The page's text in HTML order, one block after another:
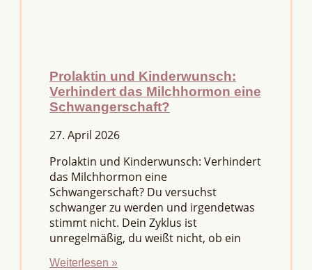
Prolaktin und Kinderwunsch:
Verhindert das Milchhormon eine
Schwangerschaft?
27. April 2026
Prolaktin und Kinderwunsch: Verhindert
das Milchhormon eine
Schwangerschaft? Du versuchst
schwanger zu werden und irgendetwas
stimmt nicht. Dein Zyklus ist
unregelmäßig, du weißt nicht, ob ein
Weiterlesen »